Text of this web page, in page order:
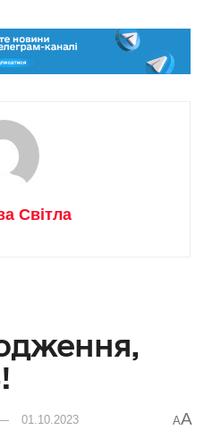
Світла
01.10.2023 AA